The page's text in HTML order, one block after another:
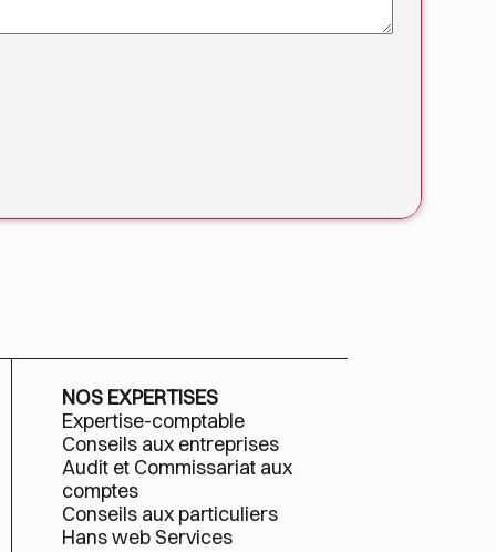
NOS EXPERTISES
Expertise-comptable
Conseils aux entreprises
Audit et Commissariat aux
comptes
Conseils aux particuliers
Hans web Services